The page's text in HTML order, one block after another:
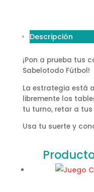
Descripción
¡Pon a prueba tus
Sabelotodo Fútbol!
La estrategia está
libremente los
tu turno, retar a
Usa tu suerte y